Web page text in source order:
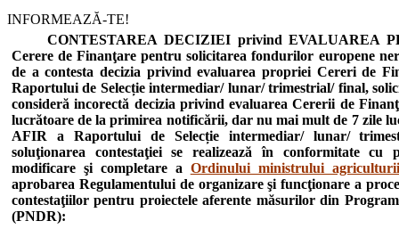
INFORMEAZĂ-TE!
CONTESTAREA DECIZIEI privind EVALUAREA
Cerere de Finanţare pentru solicitarea fondurilor europene
de a contesta decizia privind evaluarea propriei Cereri de
Raportului de Selecție intermediar/ lunar/ trimestrial/ final,
consideră incorectă decizia privind evaluarea Cererii de
lucrătoare de la primirea notificării, dar nu mai mult de 7 zile
AFIR a Raportului de Selecție intermediar/ lunar/
soluţionarea contestaţiei se realizează în conformitate cu
modificare şi completare a Ordinului ministrului
aprobarea Regulamentului de organizare şi funcţionare a
contestaţiilor pentru proiectele aferente măsurilor din
(PNDR):